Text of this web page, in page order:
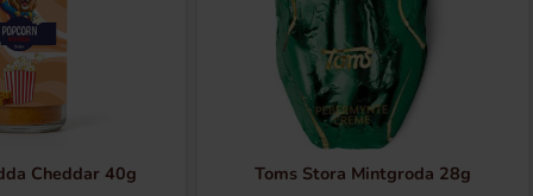
Cheddar 40g Toms Stora Mintgroda 28g